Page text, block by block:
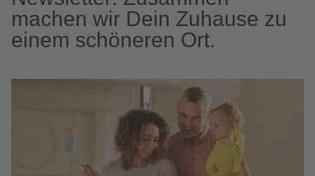
machen wir Dein Zuhause zu
einem schöneren Ort.